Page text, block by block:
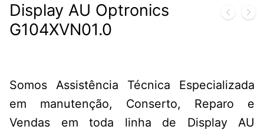
Display AU Optronics
G104XVN01.0
Somos Assistência Técnica Especializada
em manutenção, Conserto, Reparo e
Vendas em toda linha de Display AU